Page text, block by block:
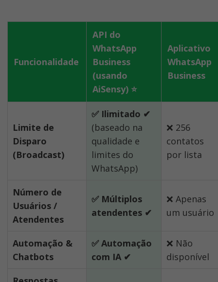
Funcionalidade
API do
WhatsApp
Business
(usando
AiSensy) ⭐
Aplicativo
WhatsApp
Business
Limite de
Disparo
(Broadcast)
✅ Ilimitado ✔
(baseado na
qualidade e
limites do
WhatsApp)
❌ 256
contatos
por lista
Número de
Usuários /
Atendentes
✅ Múltiplos
atendentes ✔
❌ Apenas
um usuário
Automação &
Chatbots
✅ Automação
com IA ✔
❌ Não
disponível